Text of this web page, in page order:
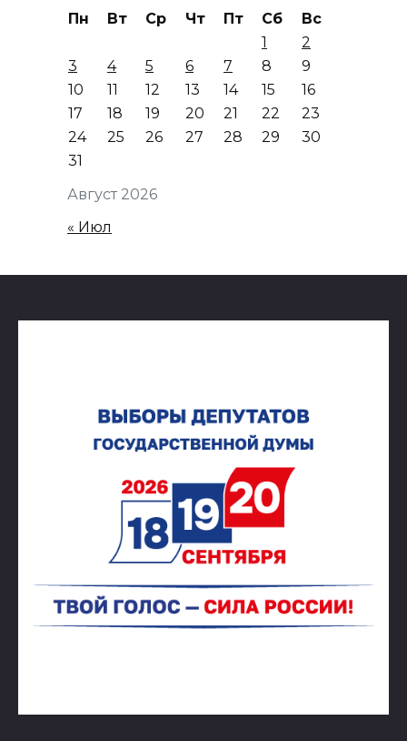
Август 2026
Пн Вт Ср Чт Пт Сб
Вс
1
2
3
4 5 6 7 8
9
10
11 12 13 14 15
16
17
18 19 20 21 22
23
24
25 26 27 28 29
30
31
« Июл